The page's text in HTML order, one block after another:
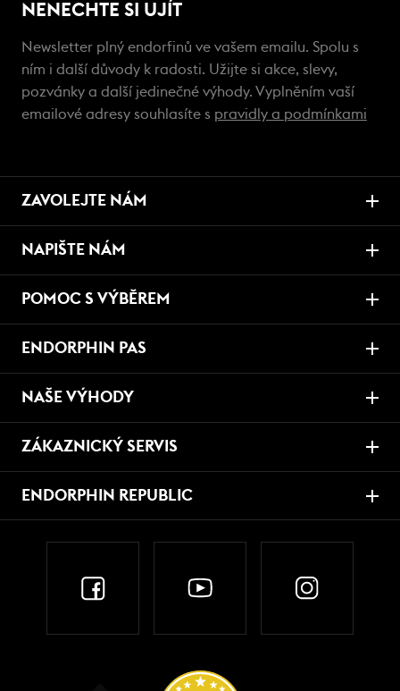
NENECHTE SI UJÍT
Newsletter plný endorfinů ve vašem emailu. Spolu s
ním i další důvody k radosti. Užijte si akce, slevy,
pozvánky a další jedinečné výhody. Vyplněním vaší
emailové adresy souhlasíte s pravidly a podmínkami
ZAVOLEJTE NÁM
NAPIŠTE NÁM
POMOC S VÝBĚREM
ENDORPHIN PAS
NAŠE VÝHODY
ZÁKAZNICKÝ SERVIS
ENDORPHIN REPUBLIC